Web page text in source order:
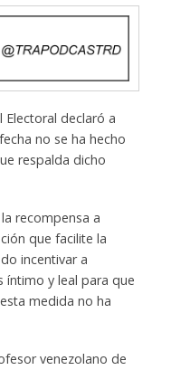
Electoral declaró a
no se ha hecho
respalda dicho
recompensa a
que facilite la
incentivar a
íntimo y leal para que
medida no ha
venezolano de